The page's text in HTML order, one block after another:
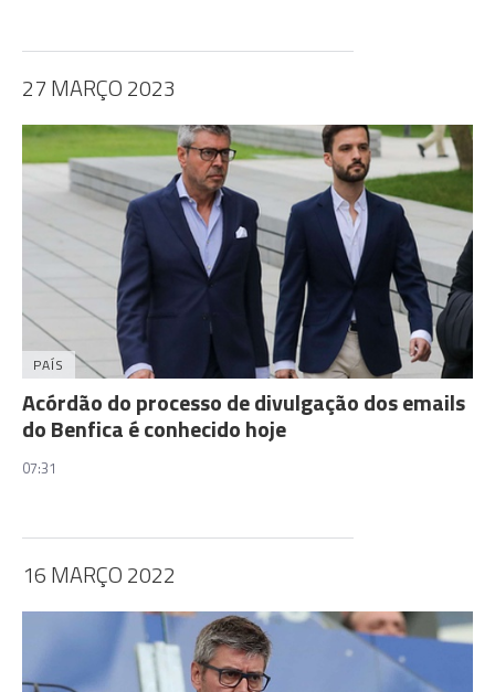
27 MARÇO 2023
PAÍS
Acórdão do processo de divulgação dos emails
do Benfica é conhecido hoje
07:31
16 MARÇO 2022